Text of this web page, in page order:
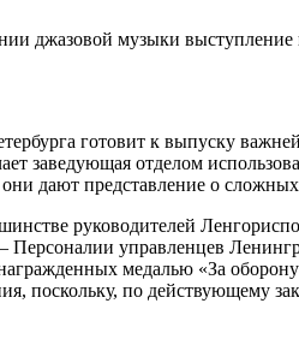
джазовой музыки
готовит к выпуску
заведующая отделом
дают представление о
руководителей
Персоналии управленцев
награжденных медалью «За
поскольку, по действующему